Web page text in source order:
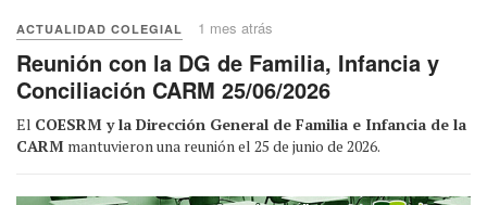
ACTUALIDAD COLEGIAL 1 mes atrás
Reunión con la DG de Familia, Infancia y
Conciliación CARM 25/06/2026
El COESRM y la Dirección General de Familia e Infancia de la
CARM mantuvieron una reunión el 25 de junio de 2026.